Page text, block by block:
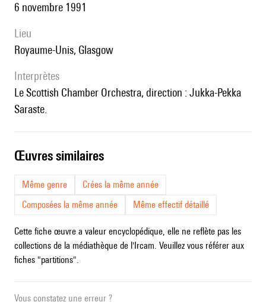
6 novembre 1991
lieu
Royaume-Unis, Glasgow
interprètes
le Scottish Chamber Orchestra, direction : Jukka-Pekka
Saraste.
œuvres similaires
Même genre
Crées la même année
Composées la même année
Même effectif détaillé
Cette fiche œuvre a valeur encyclopédique, elle ne reflète pas les
collections de la médiathèque de l'Ircam. Veuillez vous référer aux
fiches "partitions".
Vous constatez une erreur ?